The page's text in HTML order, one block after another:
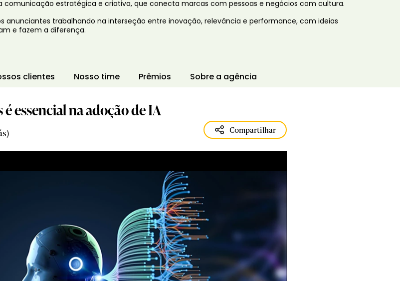
comunicação estratégica e criativa, que conecta marcas com pessoas e negócios com cultura.
anunciantes trabalhando na interseção entre inovação, relevância e performance, com ideias
e fazem a diferença.
clientes Nosso time Prêmios Sobre a agência
essencial na adoção de IA
Compartilhar